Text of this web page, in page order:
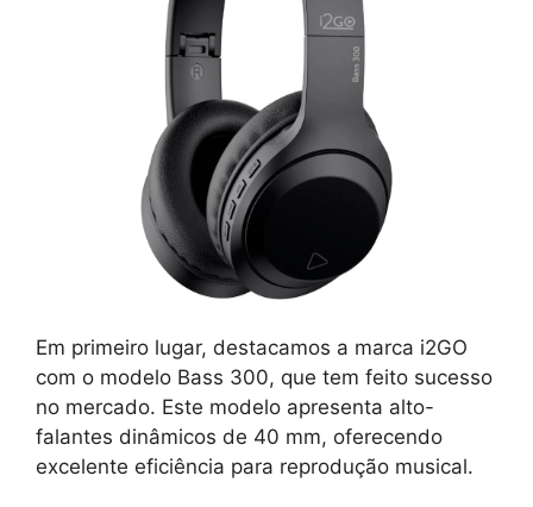
Em primeiro lugar, destacamos a marca i2GO
com o modelo Bass 300, que tem feito sucesso
no mercado. Este modelo apresenta alto-
falantes dinâmicos de 40 mm, oferecendo
excelente eficiência para reprodução musical.